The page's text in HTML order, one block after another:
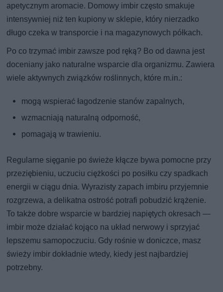
apetycznym aromacie. Domowy imbir często smakuje
intensywniej niż ten kupiony w sklepie, który nierzadko
długo czeka w transporcie i na magazynowych półkach.
Po co trzymać imbir zawsze pod ręką? Bo od dawna jest
doceniany jako naturalne wsparcie dla organizmu. Zawiera
wiele aktywnych związków roślinnych, które m.in.:
mogą wspierać łagodzenie stanów zapalnych,
wzmacniają naturalną odporność,
pomagają w trawieniu.
Regularne sięganie po świeże kłącze bywa pomocne przy
przeziębieniu, uczuciu ciężkości po posiłku czy spadkach
energii w ciągu dnia. Wyrazisty zapach imbiru przyjemnie
rozgrzewa, a delikatna ostrość potrafi pobudzić krążenie.
To także dobre wsparcie w bardziej napiętych okresach —
imbir może działać kojąco na układ nerwowy i sprzyjać
lepszemu samopoczuciu. Gdy rośnie w doniczce, masz
świeży imbir dokładnie wtedy, kiedy jest najbardziej
potrzebny.